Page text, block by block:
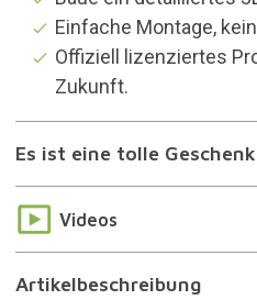
Offiziell lizenziertes
Zukunft.
Es ist eine tolle
Videos
Artikelbeschreibung